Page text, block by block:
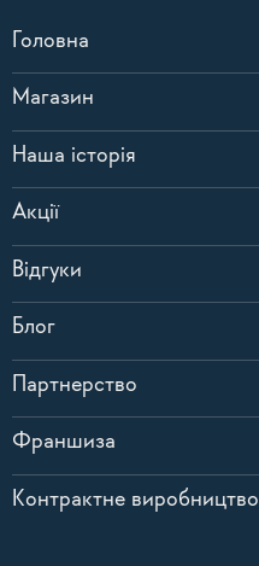
Головна
Магазин
Наша історія
Акції
Відгуки
Блог
Партнерство
Франшиза
Контрактне виробництво